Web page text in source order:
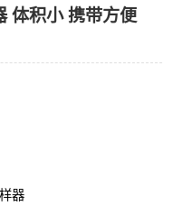
体积小 携带方便
器